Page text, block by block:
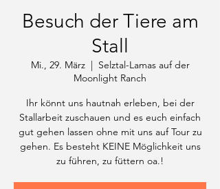
Besuch der Tiere am
Stall
Mi., 29. März
  |
Selztal-Lamas auf der
Moonlight Ranch
Ihr könnt uns hautnah erleben, bei der
Stallarbeit zuschauen und es euch einfach
gut gehen lassen ohne mit uns auf Tour zu
gehen. Es besteht KEINE Möglichkeit uns
zu führen, zu füttern oa.!